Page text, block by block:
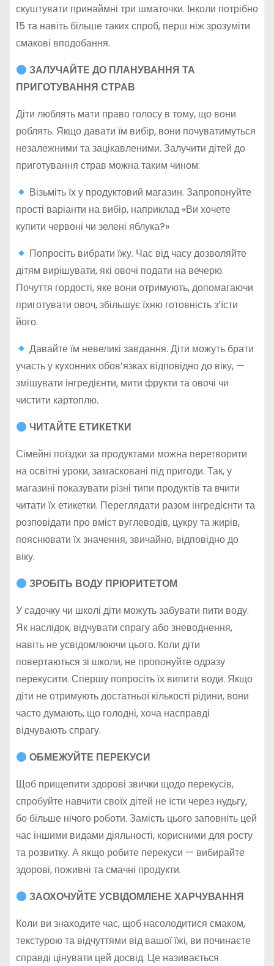
скуштувати принаймні три шматочки. Інколи потрібно
15 та навіть більше таких спроб, перш ніж зрозуміти
смакові вподобання.
ЗАЛУЧАЙТЕ ДО ПЛАНУВАННЯ ТА
ПРИГОТУВАННЯ СТРАВ
Діти люблять мати право голосу в тому, що вони
роблять. Якщо давати їм вибір, вони почуватимуться
незалежними та зацікавленими. Залучити дітей до
приготування страв можна таким чином:
Візьміть їх у продуктовий магазин. Запропонуйте
прості варіанти на вибір, наприклад «Ви хочете
купити червоні чи зелені яблука?»
Попросіть вибрати їжу. Час від часу дозволяйте
дітям вирішувати, які овочі подати на вечерю.
Почуття гордості, яке вони отримують, допомагаючи
приготувати овоч, збільшує їхню готовність з’їсти
його.
Давайте їм невеликі завдання. Діти можуть брати
участь у кухонних обов’язках відповідно до віку, —
змішувати інгредієнти, мити фрукти та овочі чи
чистити картоплю.
ЧИТАЙТЕ ЕТИКЕТКИ
Сімейні поїздки за продуктами можна перетворити
на освітні уроки, замасковані під пригоди. Так, у
магазині показувати різні типи продуктів та вчити
читати їх етикетки. Переглядати разом інгредієнти та
розповідати про вміст вуглеводів, цукру та жирів,
пояснювати їх значення, звичайно, відповідно до
віку.
ЗРОБІТЬ ВОДУ ПРІОРИТЕТОМ
У садочку чи школі діти можуть забувати пити воду.
Як наслідок, відчувати спрагу або зневоднення,
навіть не усвідомлюючи цього. Коли діти
повертаються зі школи, не пропонуйте одразу
перекусити. Спершу попросіть їх випити води. Якщо
діти не отримують достатньої кількості рідини, вони
часто думають, що голодні, хоча насправді
відчувають спрагу.
ОБМЕЖУЙТЕ ПЕРЕКУСИ
Щоб прищепити здорові звички щодо перекусів,
спробуйте навчити своїх дітей не їсти через нудьгу,
бо більше нічого роботи. Замість цього заповніть цей
час іншими видами діяльності, корисними для росту
та розвитку. А якщо робите перекуси — вибирайте
здорові, поживні та смачні продукти.
ЗАОХОЧУЙТЕ УСВІДОМЛЕНЕ ХАРЧУВАННЯ
Коли ви знаходите час, щоб насолодитися смаком,
текстурою та відчуттями від вашої їжі, ви починаєте
справді цінувати цей досвід. Це називається